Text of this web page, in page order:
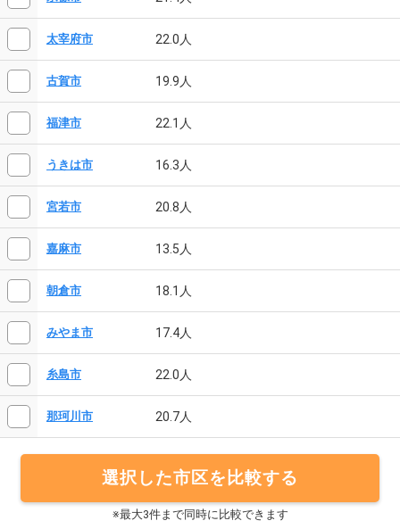
太宰府市 22.0人
古賀市 19.9人
福津市 22.1人
うきは市 16.3人
宮若市 20.8人
嘉麻市 13.5人
朝倉市 18.1人
みやま市 17.4人
糸島市 22.0人
那珂川市 20.7人
選択した市区を比較する
※最大3件まで同時に比較できます